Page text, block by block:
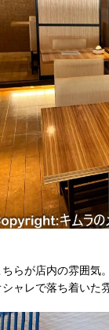
らが店内の雰囲気。
シャレで落ち着いた